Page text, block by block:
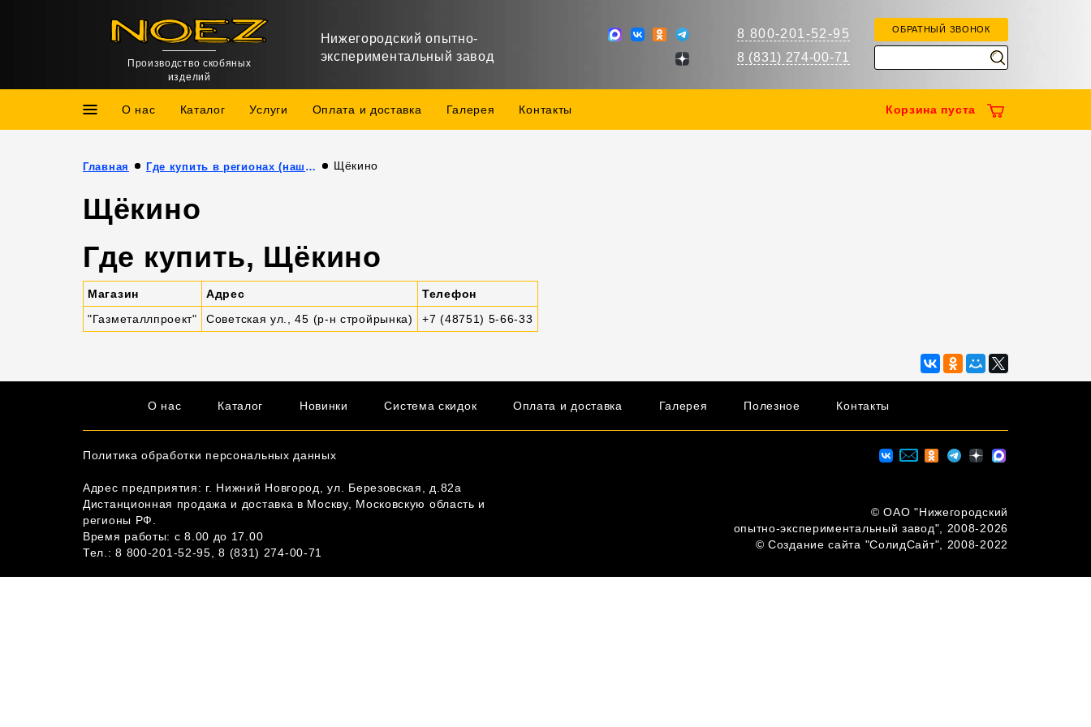
Производство скобяных
изделий
Нижегородский опытно-
экспериментальный завод
8 800-201-52-95
8 (831) 274-00-71
ОБРАТНЫЙ ЗВОНОК
О нас Каталог Услуги Оплата и доставка Галерея Контакты Корзина пуста
Главная Где купить в регионах (наши партнёры) Щёкино
Щёкино
Где купить, Щёкино
Магазин Адрес
Телефон
"Газметаллпроект"
Советская ул., 45 (р-н стройрынка) +7 (48751) 5-66-33
О нас Каталог Новинки Система скидок Оплата и доставка Галерея Полезное Контакты
Политика обработки персональных данных
Адрес предприятия: г. Нижний Новгород, ул. Березовская, д.82а
Дистанционная продажа и доставка в Москву, Московскую область и
регионы РФ.
Время работы: c 8.00 до 17.00
Тел.:8 800-201-52-95 ,8 (831) 274-00-71
© ОAО "Нижегородский
опытно-экспериментальный завод", 2008-2026
© Создание сайта "СолидСайт", 2008-2022